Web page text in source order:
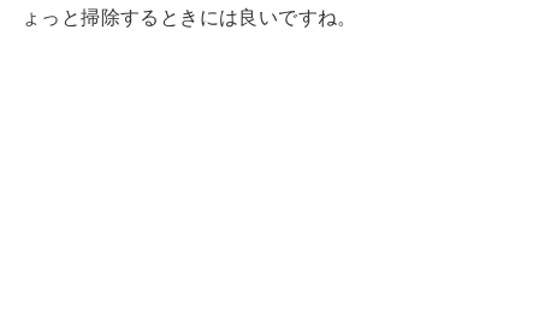
ょっと掃除するときには良いですね。